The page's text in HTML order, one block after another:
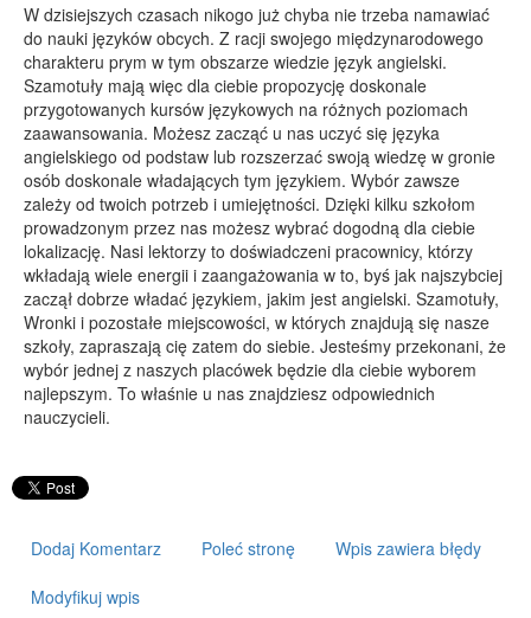
Sport
Elektronika, RTV, AGD
Art. Dla Zwierząt
Ogród, Rośliny
Chemia
Art. Spożywcze
Materiały Eksploatacyjne
Inne Sklepy
PRZYRZĄDY
Maszyny
Narzędzia
Przemysł Metalowy
Transport
Usługi Motoryzacyjne
W dzisiejszych czasach nikogo już chyba nie trzeba namawiać
do nauki języków obcych. Z racji swojego międzynarodowego
charakteru prym w tym obszarze wiedzie język angielski.
Szamotuły mają więc dla ciebie propozycję doskonale
przygotowanych kursów językowych na różnych poziomach
zaawansowania. Możesz zacząć u nas uczyć się języka
angielskiego od podstaw lub rozszerzać swoją wiedzę w gronie
osób doskonale władających tym językiem. Wybór zawsze
zależy od twoich potrzeb i umiejętności. Dzięki kilku szkołom
prowadzonym przez nas możesz wybrać dogodną dla ciebie
lokalizację. Nasi lektorzy to doświadczeni pracownicy, którzy
wkładają wiele energii i zaangażowania w to, byś jak najszybciej
zaczął dobrze władać językiem, jakim jest angielski. Szamotuły,
Wronki i pozostałe miejscowości, w których znajdują się nasze
szkoły, zapraszają cię zatem do siebie. Jesteśmy przekonani, że
wybór jednej z naszych placówek będzie dla ciebie wyborem
najlepszym. To właśnie u nas znajdziesz odpowiednich
nauczycieli.
Dodaj Komentarz Poleć stronę Wpis zawiera błędy
Modyfikuj wpis